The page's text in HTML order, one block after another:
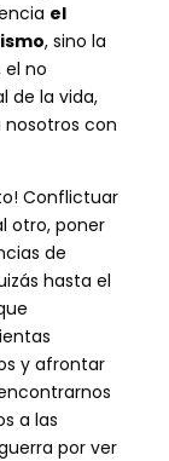
el
, sino la
no
de la vida,
con
Conflictuar
otro, poner
de
hasta el
y afrontar
a las
por ver